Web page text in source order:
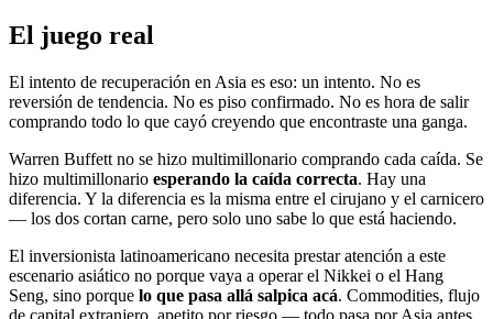
El juego real
El intento de recuperación en Asia es eso: un intento. No es
reversión de tendencia. No es piso confirmado. No es hora de salir
comprando todo lo que cayó creyendo que encontraste una ganga.
Warren Buffett no se hizo multimillonario comprando cada caída. Se
hizo multimillonario esperando la caída correcta. Hay una
diferencia. Y la diferencia es la misma entre el cirujano y el carnicero
— los dos cortan carne, pero solo uno sabe lo que está haciendo.
El inversionista latinoamericano necesita prestar atención a este
escenario asiático no porque vaya a operar el Nikkei o el Hang
Seng, sino porque lo que pasa allá salpica acá. Commodities, flujo
de capital extranjero, apetito por riesgo — todo pasa por Asia antes